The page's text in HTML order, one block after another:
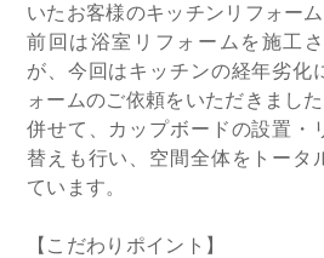
いたお客様のキッチンリフォーム
前回は浴室リフォームを施工
が、今回はキッチンの経年劣化
ォームのご依頼をいただきました
併せて、カップボードの設置・
替えも行い、空間全体をトータ
ています。
【こだわりポイント】